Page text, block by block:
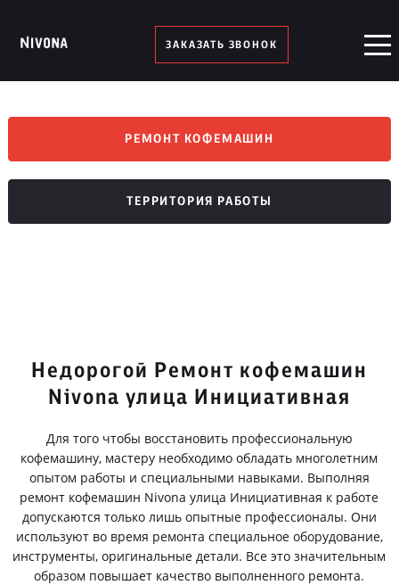
ЗАКАЗАТЬ ЗВОНОК
РЕМОНТ КОФЕМАШИН
ТЕРРИТОРИЯ РАБОТЫ
Недорогой Ремонт кофемашин
Nivona улица Инициативная
Для того чтобы восстановить профессиональную
кофемашину, мастеру необходимо обладать многолетним
опытом работы и специальными навыками. Выполняя
ремонт кофемашин Nivona улица Инициативная к работе
допускаются только лишь опытные профессионалы. Они
используют во время ремонта специальное оборудование,
инструменты, оригинальные детали. Все это значительным
образом повышает качество выполненного ремонта.